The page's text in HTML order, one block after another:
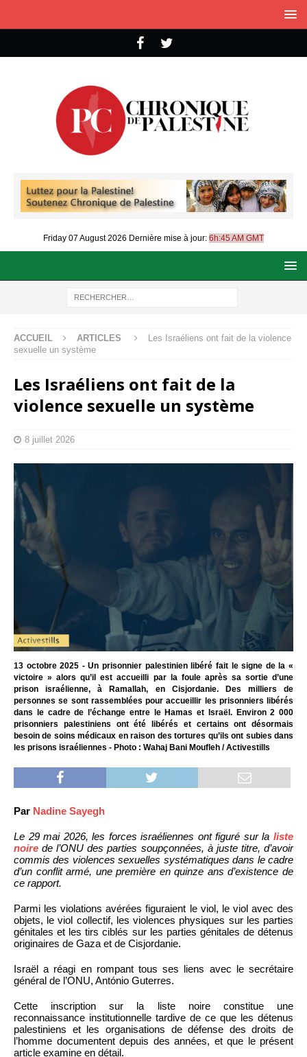
Friday 07 August 2026 Dernière mise à jour: 6h:45 AM GMT
ACCUEIL ARTICLES
Les Israéliens ont fait de la violence
sexuelle un système
Les Israéliens ont fait de la
violence sexuelle un système
8 juillet 2026
13 octobre 2025 - Un prisonnier palestinien libéré fait le signe de la «
victoire » alors qu’il est accueilli par la foule après sa sortie d’une
prison israélienne, à Ramallah, en Cisjordanie. Des milliers de
personnes se sont rassemblées pour accueillir les prisonniers libérés
dans le cadre de l’échange entre le Hamas et Israël. Environ 2 000
prisonniers palestiniens ont été libérés et certains ont désormais
besoin de soins médicaux en raison des tortures qu’ils ont subies dans
les prisons israéliennes - Photo : Wahaj Bani Moufleh / Activestills
Par Nadine Sayegh
Le 29 mai 2026, les forces israéliennes ont figuré sur la liste
noire de l’ONU des parties soupçonnées, à juste titre, d’avoir
commis des violences sexuelles systématiques dans le cadre
d’un conflit armé, une première en quinze ans d’existence de
ce rapport.
Parmi les violations avérées figuraient le viol, le viol avec des
objets, le viol collectif, les violences physiques sur les parties
génitales et les tirs ciblés sur les parties génitales de détenus
originaires de Gaza et de Cisjordanie.
Israël a réagi en rompant tous ses liens avec le secrétaire
général de l’ONU, António Guterres.
Cette inscription sur la liste noire constitue une
reconnaissance institutionnelle tardive de ce que les détenus
palestiniens et les organisations de défense des droits de
l’homme documentent depuis des années, et que le présent
article examine en détail.